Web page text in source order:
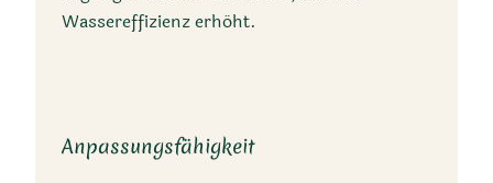
Wassereffizienz erhöht.
Anpassungsfähigkeit